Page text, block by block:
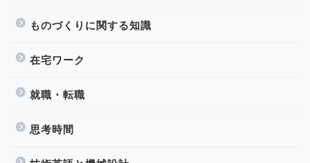
ものづくりに関する知識
在宅ワーク
就職・転職
思考時間